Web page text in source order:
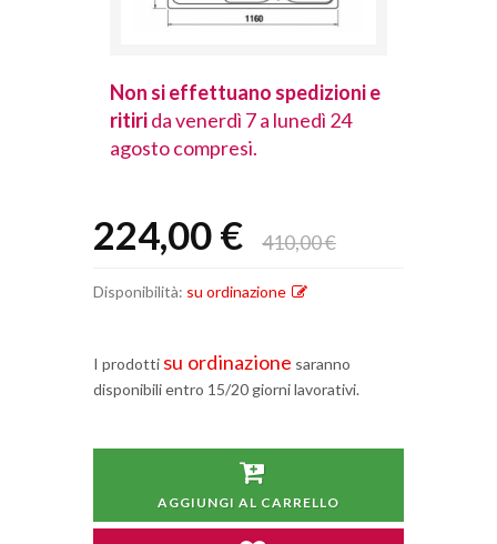
Non si effettuano spedizioni e
ritirida venerdì 7 a lunedì 24
agosto compresi.
224,00 € 410,00 €
Disponibilità: su ordinazione
I prodotti su ordinazione saranno
disponibili entro 15/20 giorni lavorativi.
AGGIUNGI AL CARRELLO